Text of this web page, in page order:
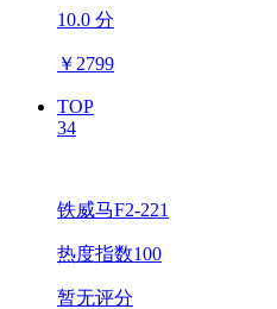
10.0 分
￥ 2799
TOP
34
铁威马F2-221
热度指数100
暂无评分